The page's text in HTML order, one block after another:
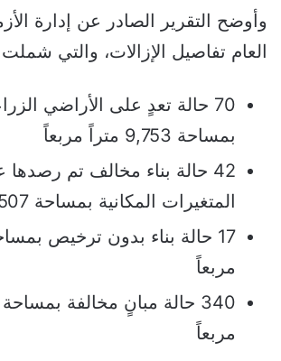
وأوضح التقرير الصادر عن إدارة
العام تفاصيل الإزالات، والتي
70 حالة تعدٍ على الأراضي
بمساحة 9,753 متراً مربعاً
42 حالة بناء مخالف تم
المتغيرات المكانية بمساحة 3,507 متراً مربعاً
مربعاً
مربعاً